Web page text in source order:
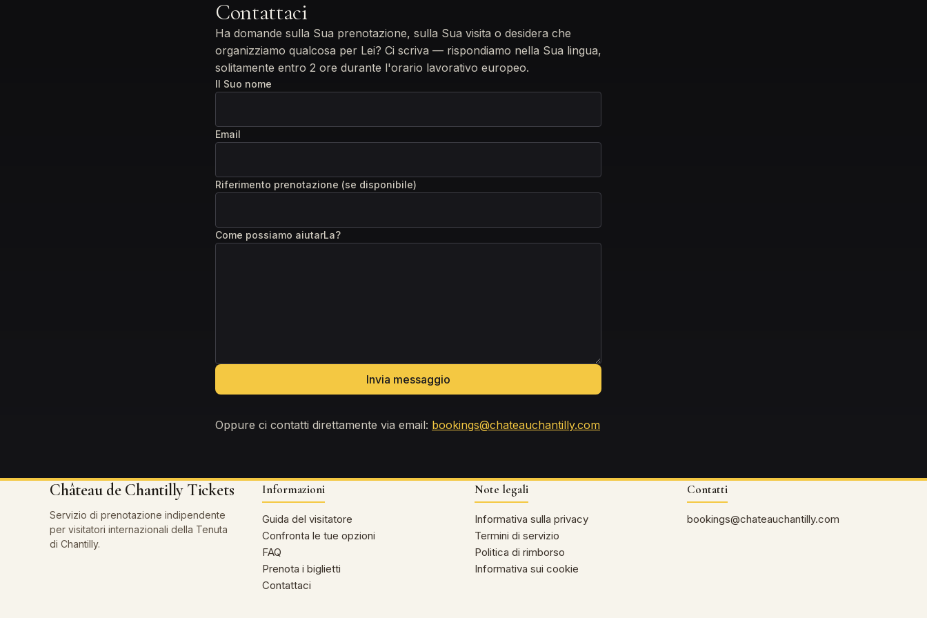
Contattaci
Ha domande sulla Sua prenotazione, sulla Sua visita o desidera che
organizziamo qualcosa per Lei? Ci scriva — rispondiamo nella Sua lingua,
solitamente entro 2 ore durante l'orario lavorativo europeo.
Il Suo nome
Email
Riferimento prenotazione (se disponibile)
Come possiamo aiutarLa?
Invia messaggio
Oppure ci contatti direttamente via email: bookings@chateauchantilly.com
Château de Chantilly Tickets
Servizio di prenotazione indipendente
per visitatori internazionali della Tenuta
di Chantilly.
Informazioni
Guida del visitatore
Confronta le tue opzioni
FAQ
Prenota i biglietti
Contattaci
Note legali
Informativa sulla privacy
Termini di servizio
Politica di rimborso
Informativa sui cookie
Contatti
bookings@chateauchantilly.com